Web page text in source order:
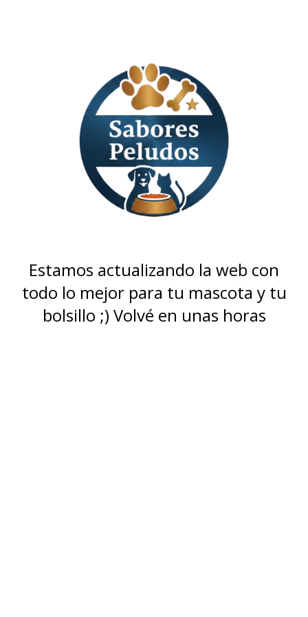
Estamos actualizando la web con
todo lo mejor para tu mascota y tu
bolsillo ;) Volvé en unas horas